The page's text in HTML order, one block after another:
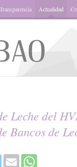
Transparencia Actualidad
Leche del
Bancos de
Twitter Email WhatsApp